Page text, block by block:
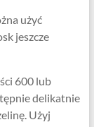
użyć
jeszcze
600 lub
delikatnie
Użyj